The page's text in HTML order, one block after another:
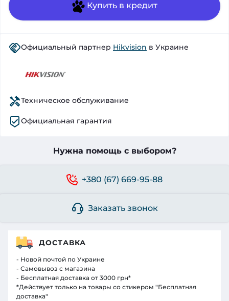
Купить в кредит
Официальный партнер Hikvision в Украине
Техническое обслуживание
Официальная гарантия
Нужна помощь с выбором?
+380 (67) 669-95-88
Заказать звонок
ДОСТАВКА
- Новой почтой по Украине
- Самовывоз с магазина
- Бесплатная доставка от 3000 грн*
*Действует только на товары со стикером "Бесплатная
доставка"